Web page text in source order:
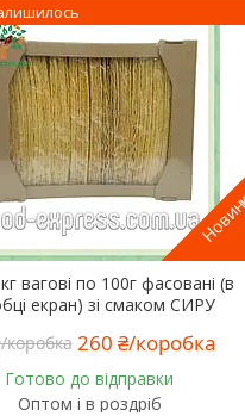
вагові по 100г фасовані (в
екран) зі смаком СИРУ
коробка 260 ₴/коробка
Готово до відправки
Оптом і в роздріб